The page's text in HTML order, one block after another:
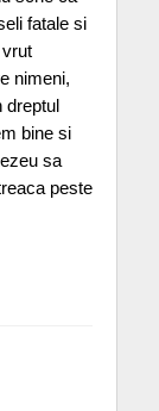
fatale si
nimeni,
dreptul
bine si
sa
peste